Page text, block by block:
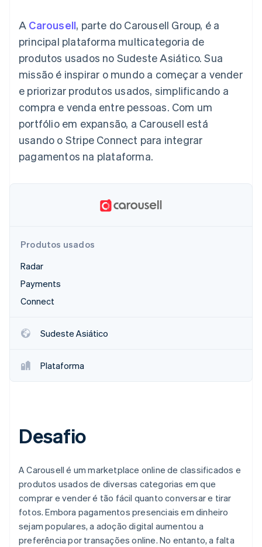
Boost
de aceitação
Link
acelerado
contábil
Stripe Sigma
Relatórios
personalizados
Data Pipeline
Sincronização
de dados
Mais
Product roadmap
Veja o que está chegando
Remoção de carbono
Assista agora
Plataformas
SaaS
Por setor
Empresas de IA
Economia de criadores
Jogos
Hospitalidade, viagens
e lazer
Mídia e entretenimento
Organizações sem fins
Varejo
uso
Emita cartões
stablecoins
Provisione e gerencie
serviços com agentes
Recursos
Integrações de
aplicativos
Blog de
Status da API
produto
Conferência anual das
sessões
Carreiras
Sala de imprensa
Stripe Press
Contato
Fale com a equipe de
vendas
A Carousell, parte do Carousell Group, é a
principal plataforma multicategoria de
produtos usados no Sudeste Asiático. Sua
missão é inspirar o mundo a começar a vender
e priorizar produtos usados, simplificando a
compra e venda entre pessoas. Com um
portfólio em expansão, a Carousell está
usando o Stripe Connect para integrar
pagamentos na plataforma.
Produtos usados
Radar
Payments
Connect
Sudeste Asiático
Plataforma
Desafio
A Carousell é um marketplace online de classificados e
produtos usados de diversas categorias em que
comprar e vender é tão fácil quanto conversar e tirar
fotos. Embora pagamentos presenciais em dinheiro
sejam populares, a adoção digital aumentou a
preferência por transações online. No entanto, a falta